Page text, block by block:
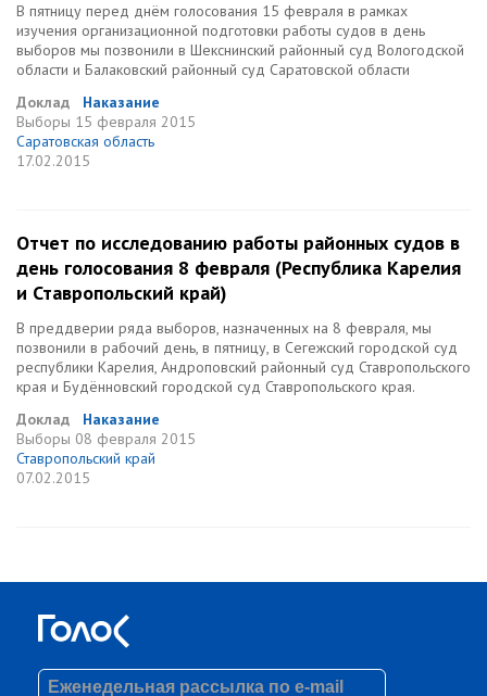
В пятницу перед днём голосования 15 февраля в рамках
изучения организационной подготовки работы судов в день
выборов мы позвонили в Шекснинский районный суд Вологодской
области и Балаковский районный суд Саратовской области
Доклад
Наказание
Выборы 15 февраля 2015
Саратовская область
17.02.2015
Отчет по исследованию работы районных судов в
день голосования 8 февраля (Республика Карелия
и Ставропольский край)
В преддверии ряда выборов, назначенных на 8 февраля, мы
позвонили в рабочий день, в пятницу, в Сегежский городской суд
республики Карелия, Андроповский районный суд Ставропольского
края и Будённовский городской суд Ставропольского края.
Доклад
Наказание
Выборы 08 февраля 2015
Ставропольский край
07.02.2015